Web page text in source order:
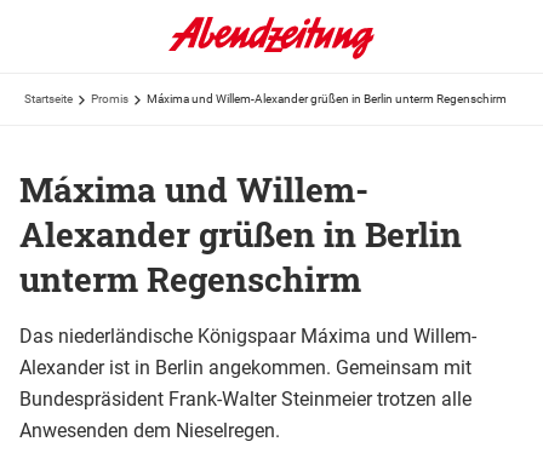
Startseite Promis Máxima und Willem-Alexander grüßen in Berlin unterm Regenschirm
Máxima und Willem-
Alexander grüßen in Berlin
unterm Regenschirm
Das niederländische Königspaar Máxima und Willem-
Alexander ist in Berlin angekommen. Gemeinsam mit
Bundespräsident Frank-Walter Steinmeier trotzen alle
Anwesenden dem Nieselregen.